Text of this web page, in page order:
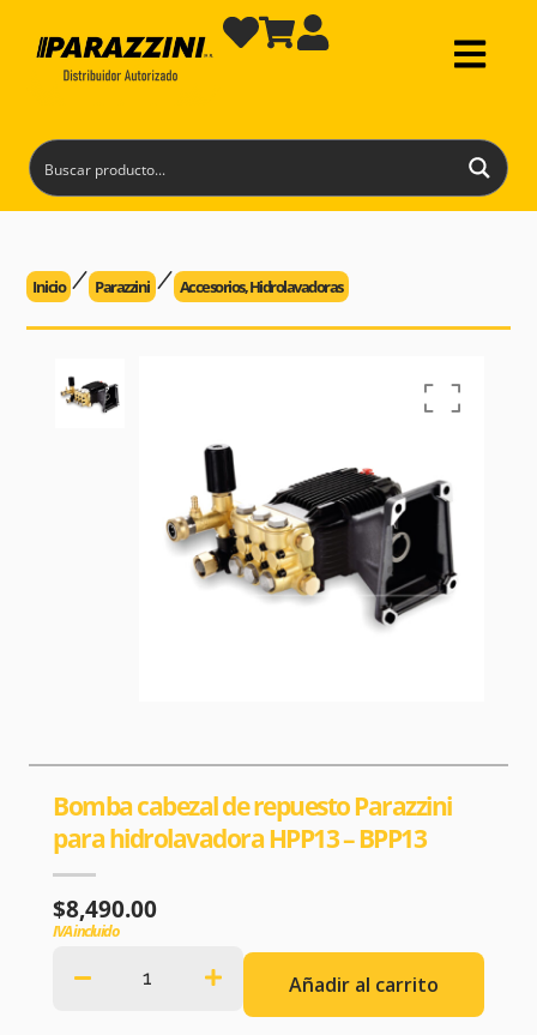
Inicio Parazzini Accesorios,Hidrolavadoras
Bomba cabezal de repuesto Parazzini
para hidrolavadora HPP13 – BPP13
$8,490.00
IVA incluido
Añadir al carrito